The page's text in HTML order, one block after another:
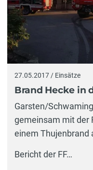
27.05.2017 / Einsätze
Brand Hecke in
Garsten/
gemeinsam mit der
einem Thujenbrand
Bericht der FF…